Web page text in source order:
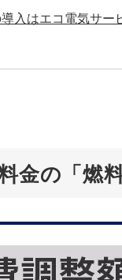
入はエコ電気サー
金の「燃